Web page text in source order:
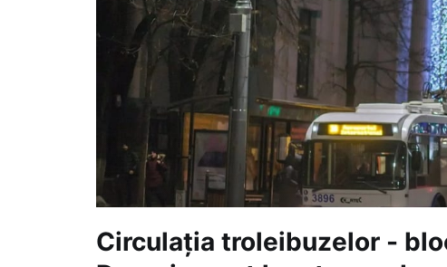
Circulația troleibuzelor -